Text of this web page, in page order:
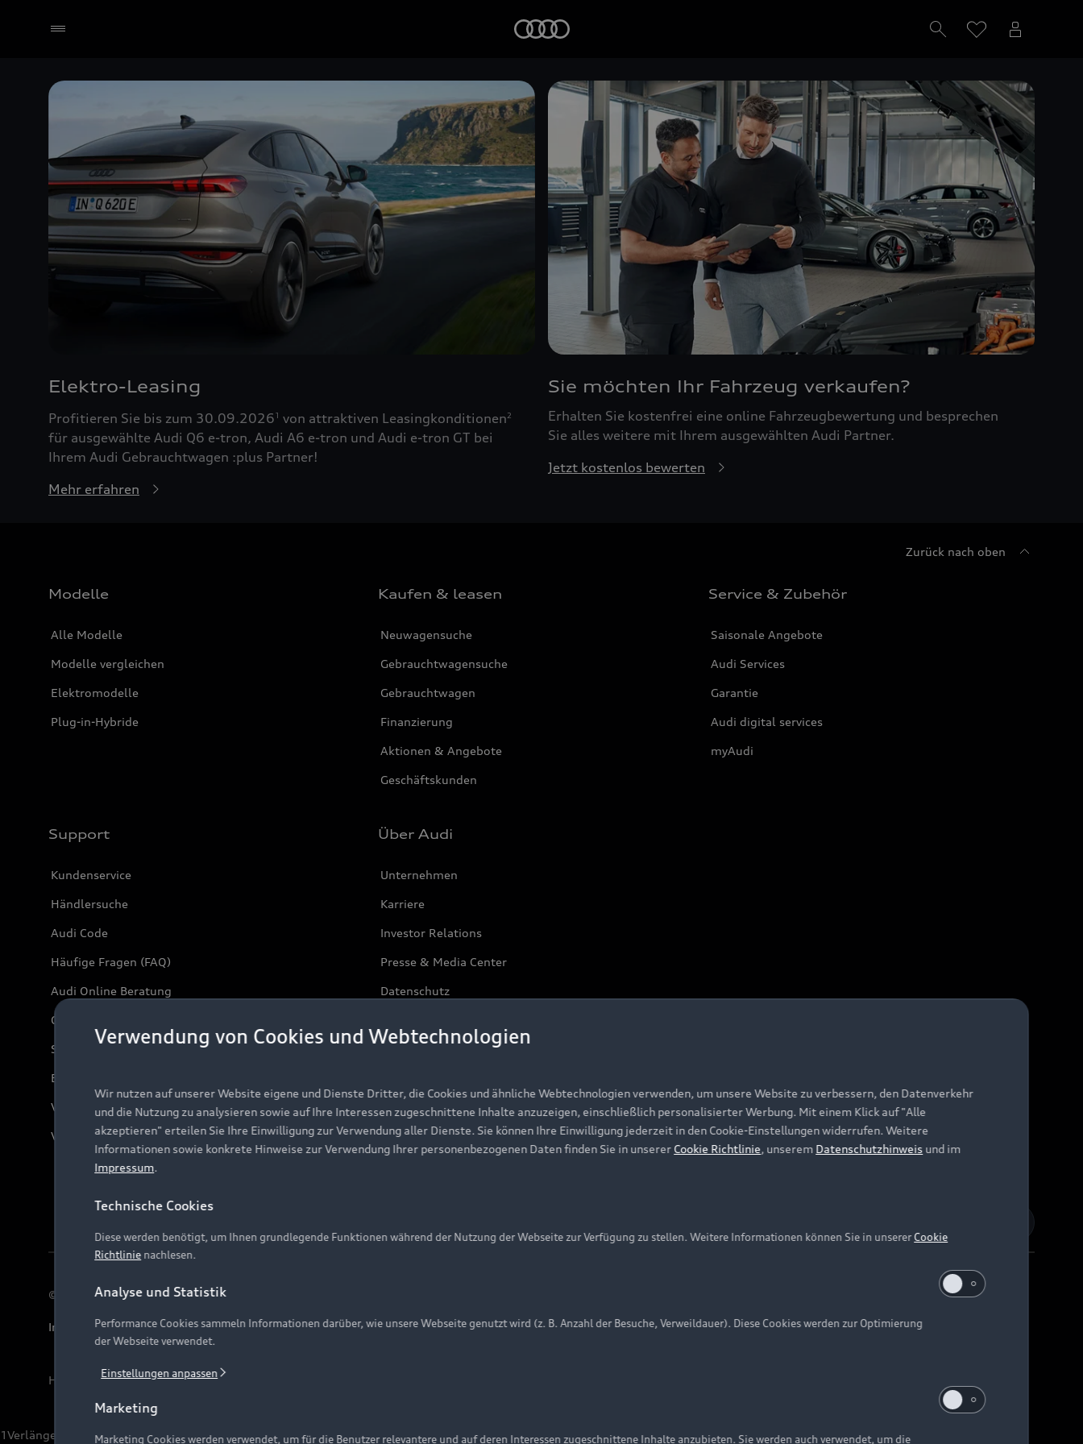
Elektro-Leasing
Profitieren Sie bis zum 30.09.20261 von attraktiven Leasingkonditionen2
für ausgewählte Audi Q6 e-tron, Audi A6 e-tron und Audi e-tron GT bei
Ihrem Audi Gebrauchtwagen :plus Partner!
Mehr erfahren
Sie möchten Ihr Fahrzeug verkaufen?
Erhalten Sie kostenfrei eine online Fahrzeugbewertung und besprechen
Sie alles weitere mit Ihrem ausgewählten Audi Partner.
Jetzt kostenlos bewerten
Zurück nach oben
Modelle
Alle Modelle
Modelle vergleichen
Elektromodelle
Plug-in-Hybride
Kaufen & leasen
Neuwagensuche
Gebrauchtwagensuche
Gebrauchtwagen
Finanzierung
Aktionen & Angebote
Geschäftskunden
Service & Zubehör
Saisonale Angebote
Audi Services
Garantie
Audi digital services
myAudi
Support
Kundenservice
Händlersuche
Audi Code
Häufige Fragen (FAQ)
Audi Online Beratung
Online-Terminvereinbarung
Servicekontakt
Bordbuch & Bedienungsanleitungen
Verträge kündigen
Vertrag widerrufen
Über Audi
Unternehmen
Karriere
Investor Relations
Presse & Media Center
Datenschutz
© 2026 AUDI AG. Alle Rechte vorbehalten
Impressum Rechtliches Hinweisgebersystem Datenschutzinformation Cookie-Einstellungen Cookie-Richtlinie Barrierefreiheit Digital Services Act
Hinweis: Die aktuelle Darstellung und Anordnung der Embleme am Fahrzeug bei allen Abbildungen auf dieser Webseite kann abweichen.
1Verlängerung vorbehalten.
Verwendung von Cookies und Webtechnologien
Wir nutzen auf unserer Website eigene und Dienste Dritter, die Cookies und ähnliche Webtechnologien verwenden, um unsere Website zu verbessern, den Datenverkehr
und die Nutzung zu analysieren sowie auf Ihre Interessen zugeschnittene Inhalte anzuzeigen, einschließlich personalisierter Werbung. Mit einem Klick auf "Alle
akzeptieren" erteilen Sie Ihre Einwilligung zur Verwendung aller Dienste. Sie können Ihre Einwilligung jederzeit in den Cookie-Einstellungen widerrufen. Weitere
Informationen sowie konkrete Hinweise zur Verwendung Ihrer personenbezogenen Daten finden Sie in unserer Cookie Richtlinie, unserem Datenschutzhinweis und im
Impressum.
Technische Cookies
Diese werden benötigt, um Ihnen grundlegende Funktionen während der Nutzung der Webseite zur Verfügung zu stellen. Weitere Informationen können Sie in unsererCookie
Richtlinie nachlesen.
Analyse und Statistik
Performance Cookies sammeln Informationen darüber, wie unsere Webseite genutzt wird (z. B. Anzahl der Besuche, Verweildauer). Diese Cookies werden zur Optimierung
der Webseite verwendet.
Einstellungen anpassen
Marketing
Marketing Cookies werden verwendet, um für die Benutzer relevantere und auf deren Interessen zugeschnittene Inhalte anzubieten. Sie werden auch verwendet, um die